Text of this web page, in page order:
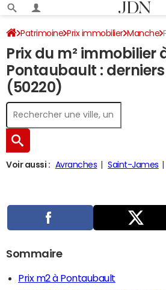
Patrimoine Prix immobilier Manche
Prix du m² immobilier
Pontaubault :
(50220)
Voir aussi : Avranches Saint-James
Sommaire
Prix m2 à Pontaubault